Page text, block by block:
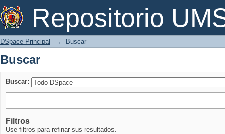
Repositorio
Buscar
DSpace Principal → Buscar
Buscar
Buscar:
Filtros
Use filtros para refinar sus resultados.